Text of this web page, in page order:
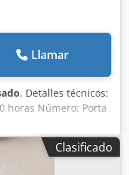
superior garantiza
Llamar
, Detalles técnicos:
horas Número: Porta
del estator: 4
PET Voltaje de
El molino
uso industrial.
Clasificado